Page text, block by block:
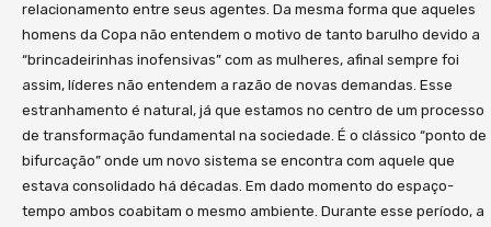
relacionamento entre seus agentes. Da mesma forma que aqueles
homens da Copa não entendem o motivo de tanto barulho devido a
“brincadeirinhas inofensivas” com as mulheres, afinal sempre foi
assim, líderes não entendem a razão de novas demandas. Esse
estranhamento é natural, já que estamos no centro de um processo
de transformação fundamental na sociedade. É o clássico “ponto de
bifurcação” onde um novo sistema se encontra com aquele que
estava consolidado há décadas. Em dado momento do espaço-
tempo ambos coabitam o mesmo ambiente. Durante esse período, a